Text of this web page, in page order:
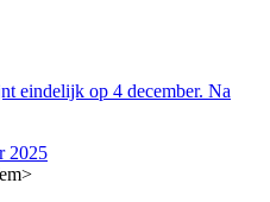
eindelijk op 4 december. Na
2025